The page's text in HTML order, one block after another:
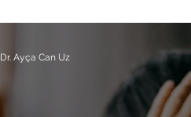
Dr. Ayça Can Uz